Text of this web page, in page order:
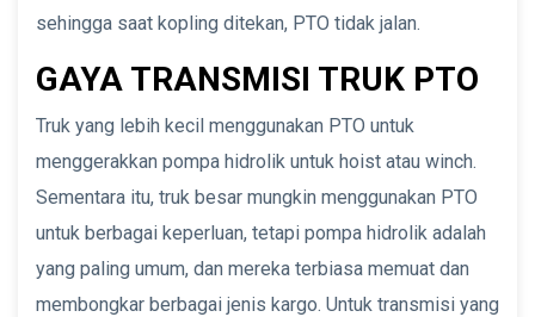
sehingga saat kopling ditekan, PTO tidak jalan.
GAYA TRANSMISI TRUK PTO
Truk yang lebih kecil menggunakan PTO untuk
menggerakkan pompa hidrolik untuk hoist atau winch.
Sementara itu, truk besar mungkin menggunakan PTO
untuk berbagai keperluan, tetapi pompa hidrolik adalah
yang paling umum, dan mereka terbiasa memuat dan
membongkar berbagai jenis kargo. Untuk transmisi yang